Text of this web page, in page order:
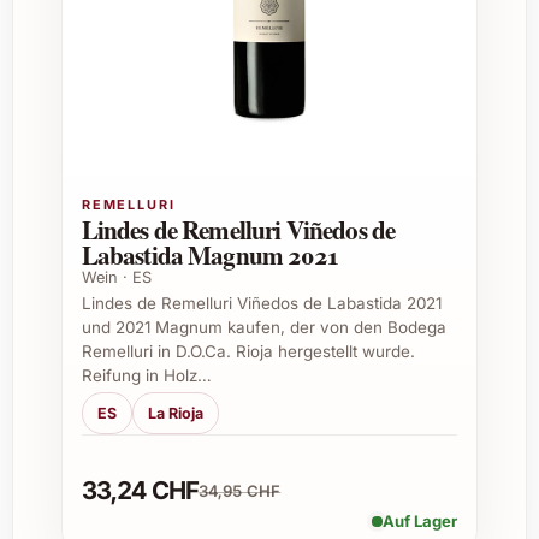
Trauben aus traditionellen Schweizer
Anbaugebieten
Ca. 12,5 % Vol.
Flaschenformat:
0.75 Liter
von Zitrus, grünen Äpfeln und Brioche
Empfohlene Einsatzmöglichkeiten
Maria Bernet Brut Nature 2014 eignet sich
ideal für viele Anlässe, bei denen ein
hochwertiger und stilvoller Schaumwein
gefragt ist:
Jubiläen
Weihnachten, Silvester
REMELLURI
Lindes de Remelluri Viñedos de
Labastida Magnum 2021
Wein · ES
Lindes de Remelluri Viñedos de Labastida 2021
und 2021 Magnum kaufen, der von den Bodega
Remelluri in D.O.Ca. Rioja hergestellt wurde.
Reifung in Holz…
ES La Rioja
33,24 CHF34,95 CHF
Auf Lager